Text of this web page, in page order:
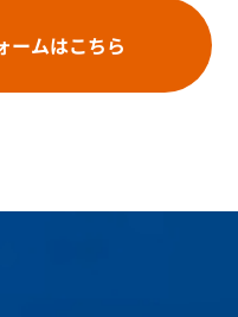
ームはこちら